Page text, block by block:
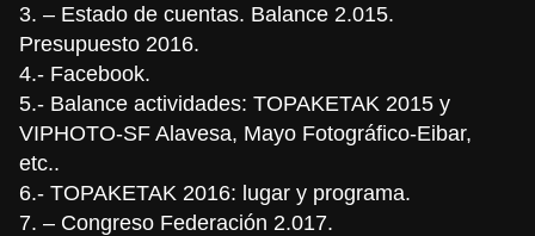
3. – Estado de cuentas. Balance 2.015.
Presupuesto 2016.
4.- Facebook.
5.- Balance actividades: TOPAKETAK 2015 y
VIPHOTO-SF Alavesa, Mayo Fotográfico-Eibar,
etc..
6.- TOPAKETAK 2016: lugar y programa.
7. – Congreso Federación 2.017.